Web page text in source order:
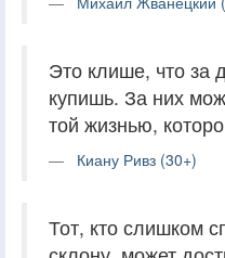
Это клише, что за
купишь. За них
той жизнью,
Киану Ривз (30+)
Тот, кто слишком